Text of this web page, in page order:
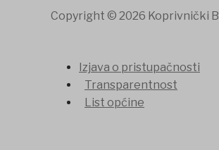
Copyright © 2026 Koprivnički
Izjava o pristupačnosti
Transparentnost
List općine